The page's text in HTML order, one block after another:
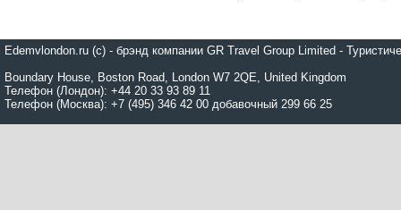
Edemvlondon.ru (c) - брэнд компании GR Travel Group Limited -
Boundary House, Boston Road, London W7 2QE, United Kingdom
Телефон (Лондон): +44 20 33 93 89 11
Телефон (Москва): +7 (495) 346 42 00 добавочный 299 66 25